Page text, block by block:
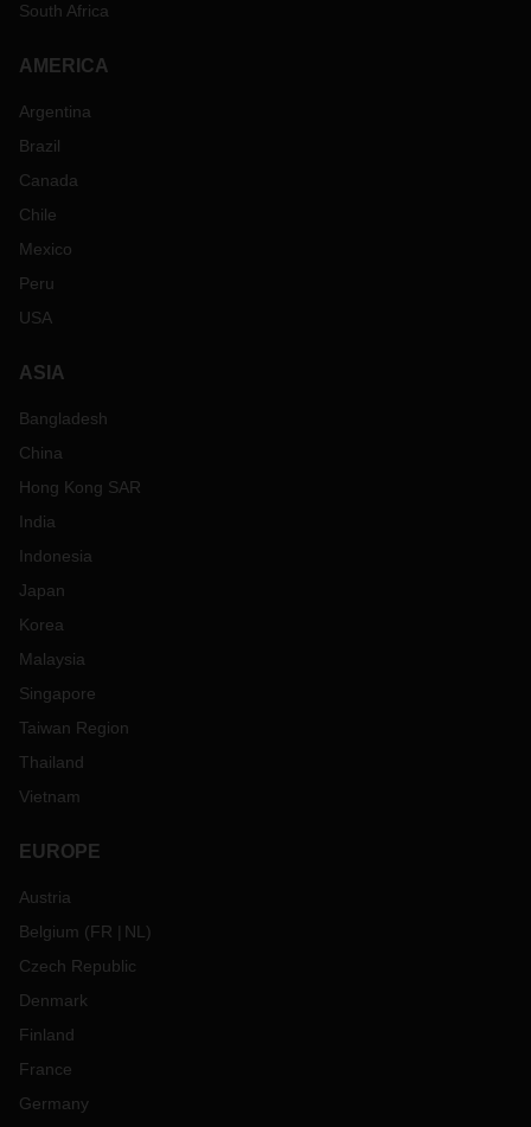
South Africa
AMERICA
Argentina
Brazil
Canada
Chile
Mexico
Peru
USA
ASIA
Bangladesh
China
Hong Kong SAR
India
Indonesia
Japan
Korea
Malaysia
Singapore
Taiwan Region
Thailand
Vietnam
EUROPE
Austria
Belgium (FR NL )
Czech Republic
Denmark
Finland
France
Germany